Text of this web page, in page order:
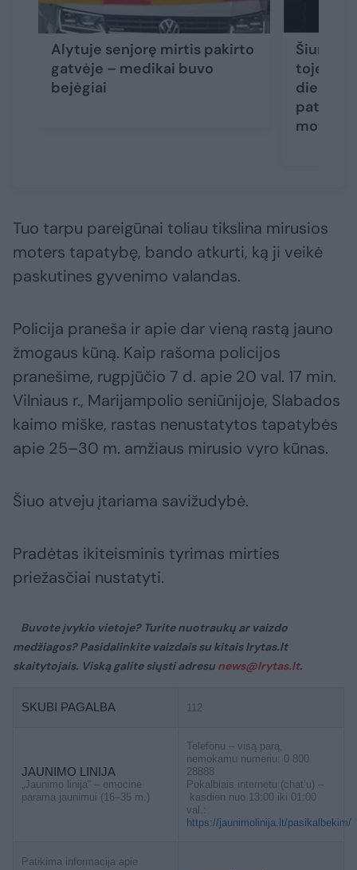
Alytuje senjorę mirtis pakirto
gatvėje – medikai buvo
bejėgiai
Šiurpūs
toje
dieną
paties
moterys
Tuo tarpu pareigūnai toliau tikslina mirusios
moters tapatybę, bando atkurti, ką ji veikė
paskutines gyvenimo valandas.
Policija praneša ir apie dar vieną rastą jauno
žmogaus kūną. Kaip rašoma policijos
pranešime, rugpjūčio 7 d. apie 20 val. 17 min.
Vilniaus r., Marijampolio seniūnijoje, Slabados
kaimo miške, rastas nenustatytos tapatybės
apie 25–30 m. amžiaus mirusio vyro kūnas.
Šiuo atveju įtariama savižudybė.
Pradėtas ikiteisminis tyrimas mirties
priežasčiai nustatyti.
Buvote įvykio vietoje? Turite nuotraukų ar vaizdo
medžiagos? Pasidalinkite vaizdais su kitais lrytas.lt
skaitytojais. Viską galite siųsti adresu news@lrytas.lt.
SKUBI PAGALBA 112
JAUNIMO LINIJA
„Jaunimo linija“ – emocinė
parama jaunimui (16–35 m.)
Telefonu – visą parą,
nemokamu numeriu: 0 800
28888
Pokalbiais internetu (chat’u) –
kasdien nuo 13:00 iki 01:00
val.:
https://jaunimolinija.lt/pasikalbekim/
Patikima informacija apie